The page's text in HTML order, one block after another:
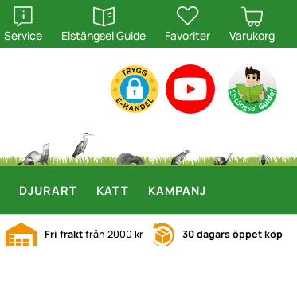
Service
öppna
Elstängsel Guide
öppna
Favoriter Varukorg
DJURART KATT KAMPANJ
Fri fraktfrån 2000 kr 30 dagars öppet köp